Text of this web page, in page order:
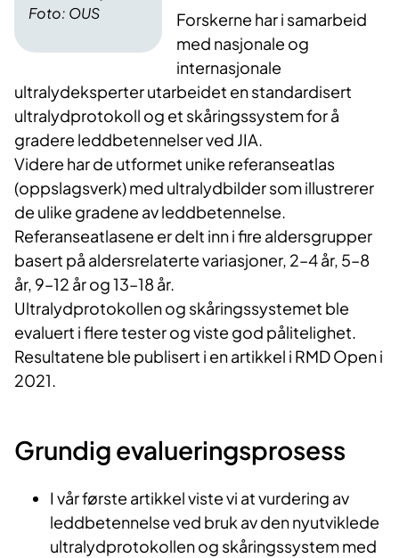
Foto: OUS
Forskerne har i samarbeid
med nasjonale og
internasjonale
ultralydeksperter utarbeidet en standardisert
ultralydprotokoll og et skåringssystem for å
gradere leddbetennelser ved JIA.
Videre har de utformet unike referanseatlas
(oppslagsverk) med ultralydbilder som illustrerer
de ulike gradene av leddbetennelse.
Referanseatlasene er delt inn i fire aldersgrupper
basert på aldersrelaterte variasjoner, 2–4 år, 5–8
år, 9–12 år og 13–18 år.
Ultralydprotokollen og skåringssystemet ble
evaluert i flere tester og viste god pålitelighet.
Resultatene ble publisert i en artikkel i RMD Open i
2021.
Grundig evalueringsprosess
I vår første artikkel viste vi at vurdering av
leddbetennelse ved bruk av den nyutviklede
ultralydprotokollen og skåringssystem med